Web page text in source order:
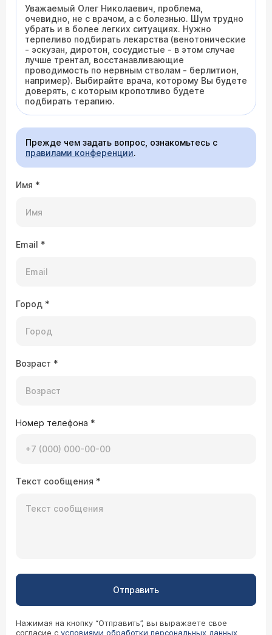
Уважаемый Олег Николаевич, проблема,
очевидно, не с врачом, а с болезнью. Шум трудно
убрать и в более легких ситуациях. Нужно
терпеливо подбирать лекарства (венотонические
- эскузан, диротон, сосудистые - в этом случае
лучше трентал, восстанавливающие
проводимость по нервным стволам - берлитион,
например). Выбирайте врача, которому Вы будете
доверять, с которым кропотливо будете
подбирать терапию.
Прежде чем задать вопрос, ознакомьтесь с
правилами конференции.
Имя *
Email *
Город *
Возраст *
Номер телефона *
Текст сообщения *
Отправить
Нажимая на кнопку “Отправить”, вы выражаете свое
согласие с условиями обработки персональных данных